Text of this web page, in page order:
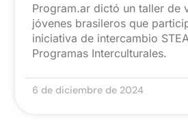
Program.ar dictó un taller de
jóvenes brasileros que
iniciativa de intercambio
Programas Interculturales.
6 de diciembre de 2024